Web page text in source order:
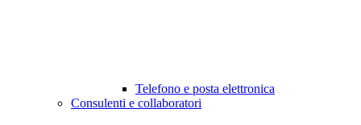
Telefono e posta elettronica
Consulenti e collaboratori